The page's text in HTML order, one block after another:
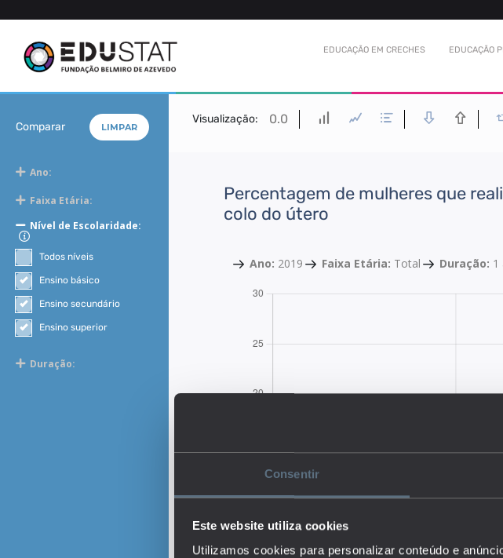
Consentir
Este website utiliza cookies
Utilizamos cookies para personalizar conteúdo e
EDUCAÇÃO EM CRECHES EDUCAÇÃO
Comparar LIMPAR
Ano:
Faixa Etária:
Nível de Escolaridade:
Todos níveis
Ensino básico
Ensino secundário
Ensino superior
Duração:
Visualização: 0.0
Percentagem de mulheres que
colo do útero
Ano: 2019 Faixa Etária: Total Duração: 1